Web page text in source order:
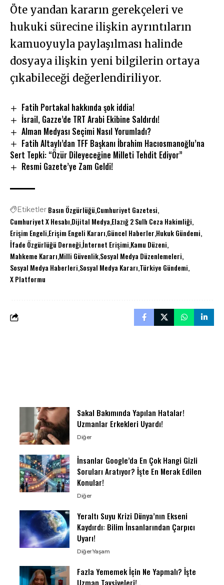
Öte yandan kararın gerekçeleri ve
hukuki sürecine ilişkin ayrıntıların
kamuoyuyla paylaşılması halinde
dosyaya ilişkin yeni bilgilerin ortaya
çıkabileceği değerlendiriliyor.
Fatih Portakal hakkında şok iddia!
İsrail, Gazze’de TRT Arabi Ekibine Saldırdı!
Alman Medyası Seçimi Nasıl Yorumladı?
Fatih Altaylı’dan TFF Başkanı İbrahim Hacıosmanoğlu’na
Sert Tepki: “Özür Dileyeceğine Milleti Tehdit Ediyor”
Resmi Gazete’ye Zam Geldi!
Etiketler Basın Özgürlüğü Cumhuriyet Gazetesi
Cumhuriyet X Hesabı Dijital Medya Elazığ 2 Sulh Ceza Hakimliği
Erişim Engeli Erişim Engeli Kararı Güncel Haberler Hukuk Gündemi
İfade Özgürlüğü Derneğiİnternet Erişimi Kamu Düzeni
Mahkeme Kararı Milli GüvenlikSosyal Medya Düzenlemeleri
Sosyal Medya Haberleri Sosyal Medya Kararı Türkiye Gündemi
X Platformu
Sakal Bakımında Yapılan Hatalar!
Uzmanlar Erkekleri Uyardı!
Diğer
İnsanlar Google’da En Çok Hangi Gizli
Soruları Aratıyor? İşte En Merak Edilen
Konular!
Diğer
Yeraltı Suyu Krizi Dünya’nın Ekseni
Kaydırdı: Bilim İnsanlarından Çarpıcı
Uyarı!
DiğerYaşam
Fazla Yememek İçin Ne Yapmalı? İşte
Uzman Tavsiyeleri!..